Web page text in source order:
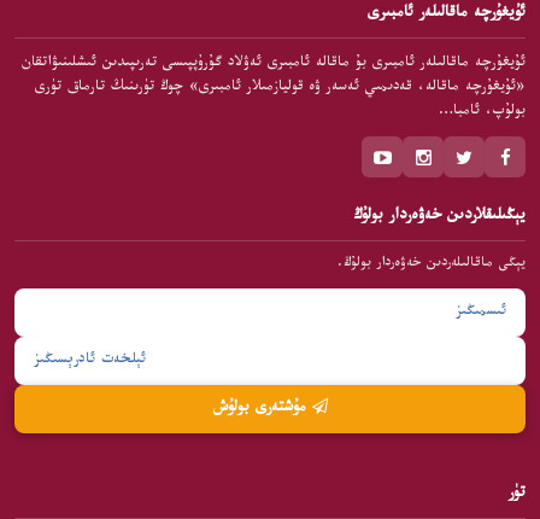
ئۇيغۇرچە ماقالىلەر ئامبىرى
ئۇيغۇرچە ماقالىلەر ئامبىرى بۇ ماقالە ئامبىرى ئەۋلاد گۇرۇپپىسى تەرىپىدىن ئىشلىنىۋاتقان
«ئۇيغۇرچە ماقالە، قەدىمىي ئەسەر ۋە قوليازمىلار ئامبىرى» چوڭ تۈرىنىڭ تارماق تۈرى
بولۇپ، ئامبا…
يېڭىلىقلاردىن خەۋەردار بولۇڭ
يېڭى ماقالىلەردىن خەۋەردار بولۇڭ.
تۈر